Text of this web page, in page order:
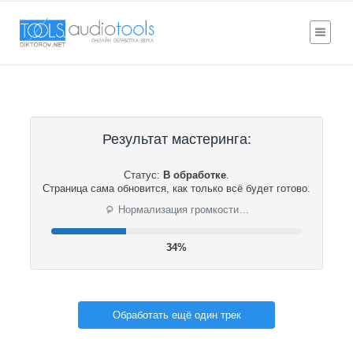
Результат мастеринга:
Статус: В обработке.
Страница сама обновится, как только всё будет готово.
⟳ Нормализация громкости…
34%
Обработать ещё один трек